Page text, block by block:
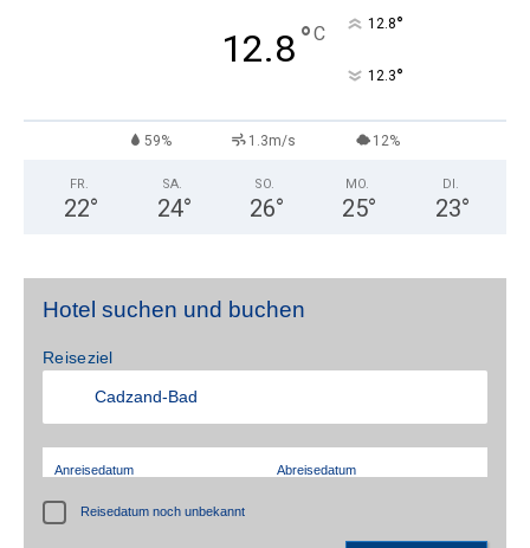
12.8°C 12.8°
12.3°
59% 1.3m/s 12%
FR.
22°
SA.
24°
SO.
26°
MO.
25°
DI.
23°
Hotel suchen und buchen
Reiseziel
Anreisedatum Abreisedatum
Reisedatum noch unbekannt